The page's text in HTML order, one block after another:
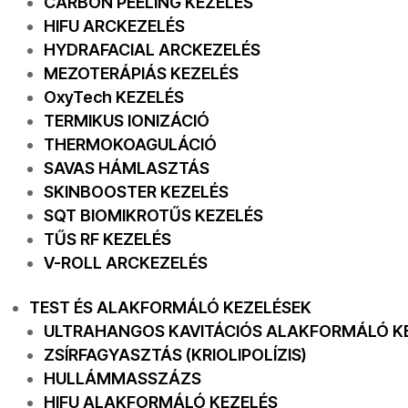
HIFU ARCKEZELÉS
HYDRAFACIAL ARCKEZELÉS
MEZOTERÁPIÁS KEZELÉS
OxyTech KEZELÉS
TERMIKUS IONIZÁCIÓ
THERMOKOAGULÁCIÓ
SAVAS HÁMLASZTÁS
SKINBOOSTER KEZELÉS
SQT BIOMIKROTŰS KEZELÉS
TŰS RF KEZELÉS
V-ROLL ARCKEZELÉS
TEST ÉS ALAKFORMÁLÓ KEZELÉSEK
ULTRAHANGOS KAVITÁCIÓS ALAKFORMÁLÓ
ZSÍRFAGYASZTÁS (KRIOLIPOLÍZIS)
HULLÁMMASSZÁZS
HIFU ALAKFORMÁLÓ KEZELÉS